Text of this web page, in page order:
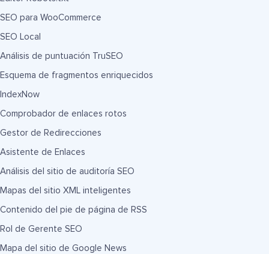
SEO para WooCommerce
SEO Local
Análisis de puntuación TruSEO
Esquema de fragmentos enriquecidos
IndexNow
Comprobador de enlaces rotos
Gestor de Redirecciones
Asistente de Enlaces
Análisis del sitio de auditoría SEO
Mapas del sitio XML inteligentes
Contenido del pie de página de RSS
Rol de Gerente SEO
Mapa del sitio de Google News